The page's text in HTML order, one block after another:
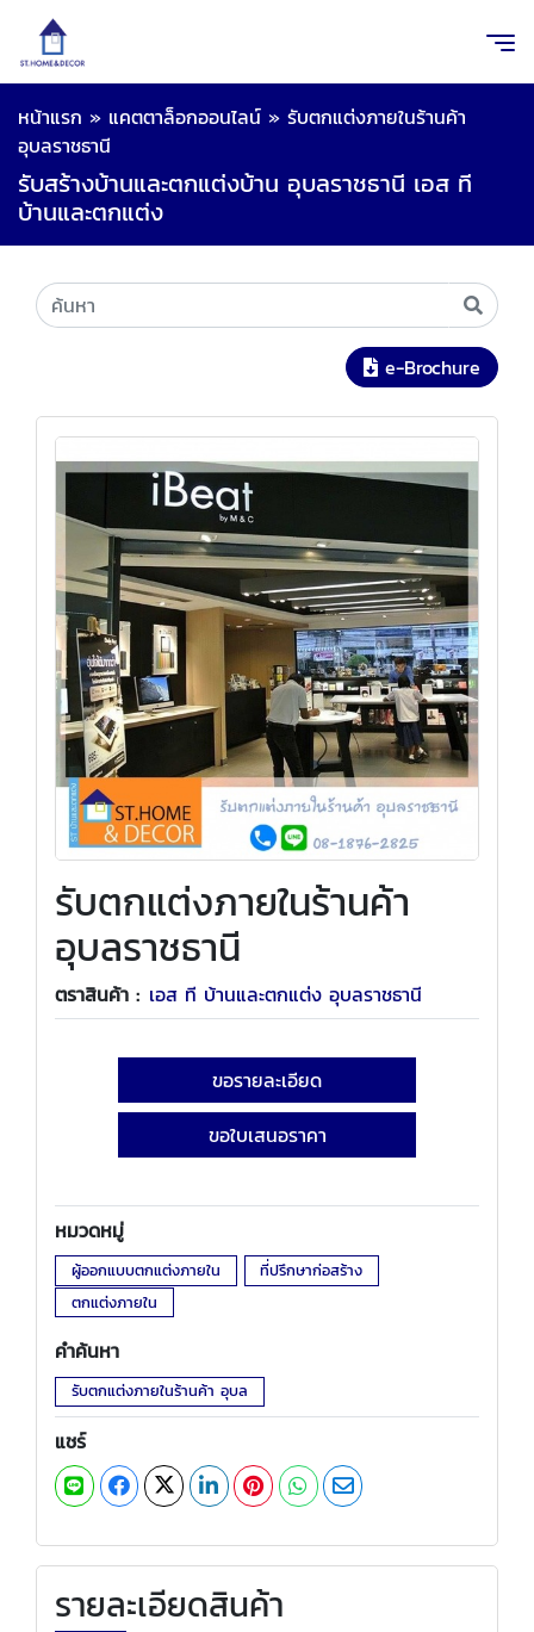
หน้าแรก » แคตตาล็อกออนไลน์ » รับตกแต่งภายในร้านค้า
อุบลราชธานี
รับสร้างบ้านและตกแต่งบ้าน อุบลราชธานี เอส ที
บ้านและตกแต่ง
e-Brochure
รับตกแต่งภายในร้านค้า
อุบลราชธานี
ตราสินค้า : เอส ที บ้านและตกแต่ง อุบลราชธานี
ขอรายละเอียด
ขอใบเสนอราคา
หมวดหมู่
ผู้ออกแบบตกแต่งภายใน
ที่ปรึกษาก่อสร้าง
ตกแต่งภายใน
คำค้นหา
รับตกแต่งภายในร้านค้า อุบล
แชร์
รายละเอียดสินค้า